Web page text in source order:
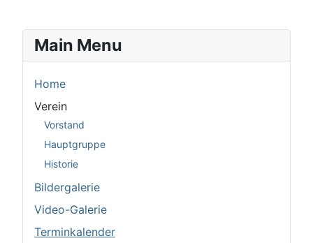
Main Menu
Home
Verein
Vorstand
Hauptgruppe
Historie
Bildergalerie
Video-Galerie
Terminkalender